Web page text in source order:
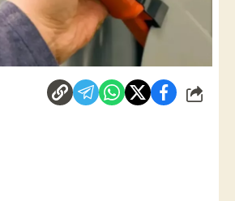
شارك